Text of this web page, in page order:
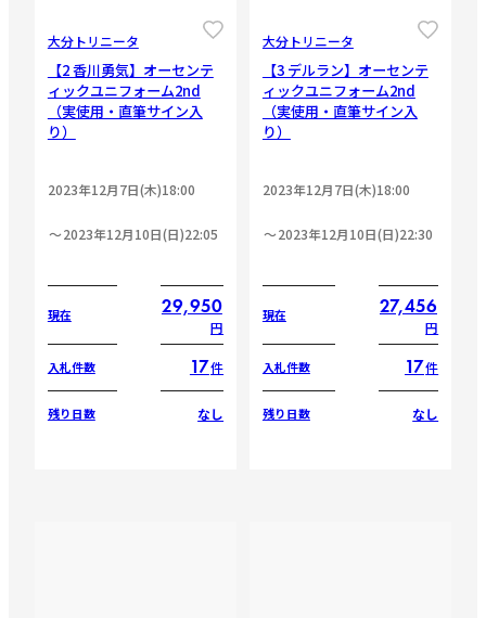
大分トリニータ
【2 香川勇気】オーセンテ
ィックユニフォーム2nd
（実使用・直筆サイン入
り）
2023年12月7日(木)18:00
2023年12月10日(日)22:05
現在 29,950
円
入札件数 17件
残り日数 なし
大分トリニータ
【3 デルラン】オーセンテ
ィックユニフォーム2nd
（実使用・直筆サイン入
り）
2023年12月7日(木)18:00
2023年12月10日(日)22:30
現在 27,456
円
入札件数 17件
残り日数 なし